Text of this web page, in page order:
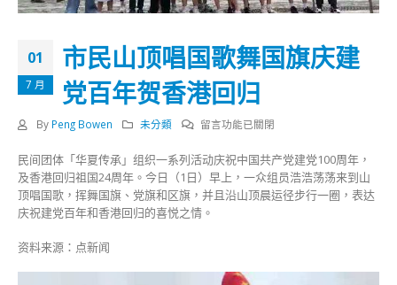
01
7 月
市民山顶唱国歌舞国旗庆建
党百年贺香港回归
By Peng Bowen 未分類
在
民
山
顶
唱
留言功能已關閉
民间团体「华夏传承」组织一系列活动庆祝中国共产党建党100周年，
及香港回归祖国24周年。今日（1日）早上，一众组员浩浩荡荡来到山
顶唱国歌，挥舞国旗、党旗和区旗，并且沿山顶晨运径步行一圈，表达
庆祝建党百年和香港回归的喜悦之情。
资料来源：点新闻